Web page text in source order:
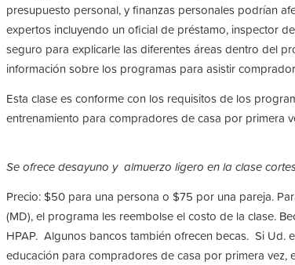
presupuesto personal, y finanzas personales podrían
expertos incluyendo un oficial de préstamo, inspector
seguro para explicarle las diferentes áreas dentro del
información sobre los programas para asistir
Esta clase es conforme con los requisitos de los
entrenamiento para compradores de casa por primera
Se ofrece desayuno y almuerzo ligero en la clase
Precio: $50 para una persona o $75 por una pareja.
(MD), el programa les reembolse el costo de la clase.
HPAP. Algunos bancos también ofrecen becas. Si Ud.
educación para compradores de casa por primera